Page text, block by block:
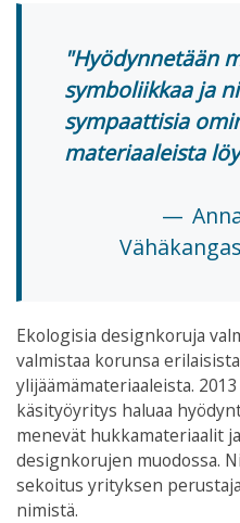
Hyödynnetään
symboliikkaa ja
sympaattisia
materiaaleista
Vähäkangas
Ekologisia designkoruja
valmistaa korunsa
ylijäämämateriaaleista.
käsityöyritys haluaa
menevät hukkamateriaalit
designkorujen muodossa.
sekoitus yrityksen
nimistä.